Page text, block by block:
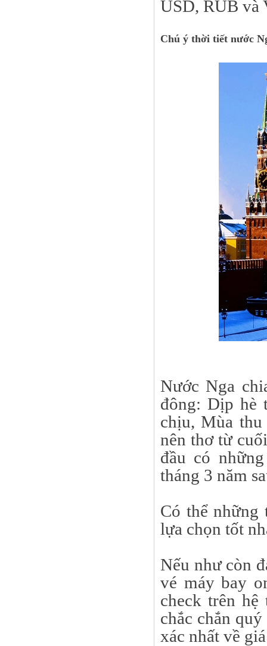
USD, RUB và
Chú ý thời tiết nước
Nước Nga
đông: Dịp hè
chịu, Mùa
nên thơ từ
đầu có
tháng 3 năm
Có thể những
lựa chọn tốt
Nếu như còn
vé máy bay
check trên hệ
chắc chắn
xác nhất về